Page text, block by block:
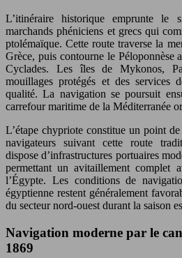
L’itinéraire historique emprunte le
marchands phéniciens et grecs qui
ptolémaïque. Cette route traverse la
Grèce, puis contourne le Péloponnèse
Cyclades. Les îles de Mykonos,
mouillages protégés et des services
qualité. La navigation se poursuit
carrefour maritime de la Méditerranée
L’étape chypriote constitue un point
navigateurs suivant cette route
dispose d’infrastructures portuaires
permettant un avitaillement complet
l’Égypte. Les conditions de
égyptienne restent généralement
du secteur nord-ouest durant la saison
Navigation moderne par le
1869